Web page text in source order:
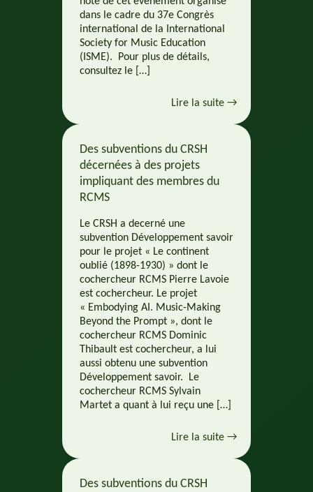
dans le cadre du 37e Congrès
international de la International
Society for Music Education
(ISME). Pour plus de détails,
consultez le […]
Lire la suite →
Des subventions du CRSH
décernées à des projets
impliquant des membres du
RCMS
Le CRSH a decerné une
subvention Développement savoir
pour le projet « Le continent
oublié (1898-1930) » dont le
cochercheur RCMS Pierre Lavoie
est cochercheur. Le projet
« Embodying AI. Music-Making
Beyond the Prompt », dont le
cochercheur RCMS Dominic
Thibault est cochercheur, a lui
aussi obtenu une subvention
Développement savoir. Le
cochercheur RCMS Sylvain
Martet a quant à lui reçu une […]
Lire la suite →
Des subventions du CRSH